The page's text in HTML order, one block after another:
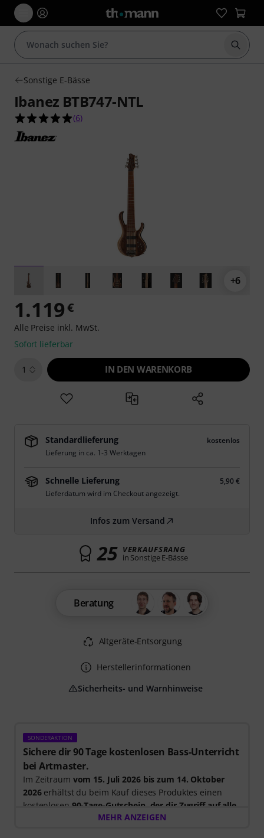
Suche
Sonstige E-Bässe
Ibanez BTB747-NTL
5.0 von 5 Sternen aus 6 Kundenbewertungen
(6)
+6
SONDERAKTION
Sichere dir 90 Tage kostenlosen Bass-Unterricht
bei Artmaster.
Im Zeitraum vom 15. Juli 2026 bis zum 14. Oktober
2026erhältst du beim Kauf dieses Produktes einen
kostenlosen 90-Tage-Gutschein, der dir Zugriff auf alle
Artmaster-Kurse bietet– einschließlich des Bass-
MEHR ANZEIGEN
1.119€
Alle Preise inkl. MwSt.
Sofort lieferbar
1 IN DEN WARENKORB
Standardlieferung
kostenlos
Lieferung in ca. 1-3 Werktagen
Schnelle Lieferung
5,90 €
Lieferdatum wird im Checkout angezeigt.
Infos zum Versand
25 VERKAUFSRANG
in Sonstige E-Bässe
Beratung
Altgeräte-Entsorgung
Herstellerinformationen
Sicherheits- und Warnhinweise